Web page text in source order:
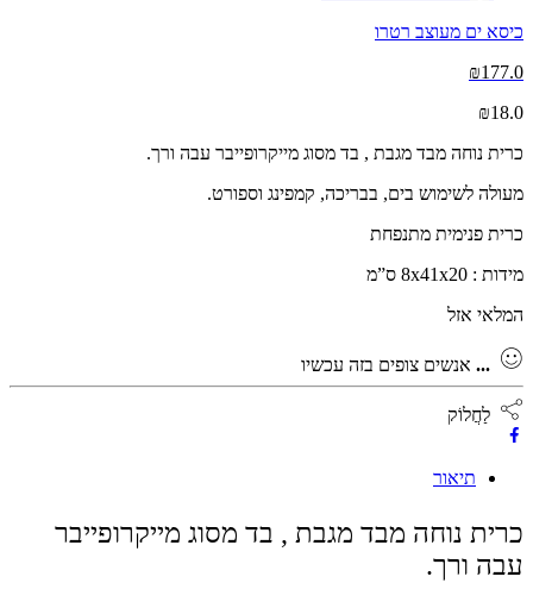
כיסא ים מעוצב רטרו
₪177.0
₪18.0
כרית נוחה מבד מגבת , בד מסוג מייקרופייבר עבה ורך.
מעולה לשימוש בים, בבריכה, קמפינג וספורט.
כרית פנימית מתנפחת
מידות : 8x41x20 ס”מ
המלאי אזל
... אנשים צופים בזה עכשיו
לַחֲלוֹק
תיאור
כרית נוחה מבד מגבת , בד מסוג מייקרופייבר
עבה ורך.